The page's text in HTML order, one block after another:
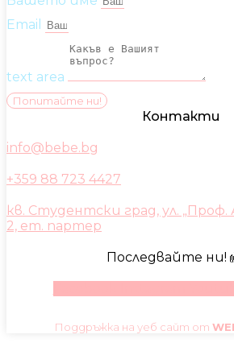
Email
text area
Попитайте ни!
Контакти
info@bebe.bg
+359 88 723 4427
кв. Студентски град, ул. „Проф.
2, ет. партер
Последвайте ни!
Поддръжка на уеб сайт от